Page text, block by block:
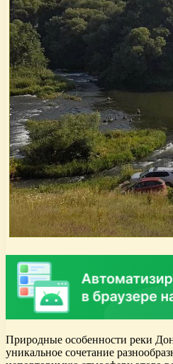
Природные особенности реки
уникальное сочетание